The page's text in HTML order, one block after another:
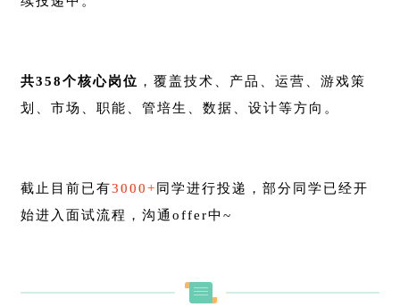
共358个核心岗位 ，覆盖技术、产品、运营、游戏策
划、市场、职能、管培生、数据、设计等方向。
截止目前已有3000+ 同学进行投递，部分同学已经开
始进入面试流程，沟通offer中~